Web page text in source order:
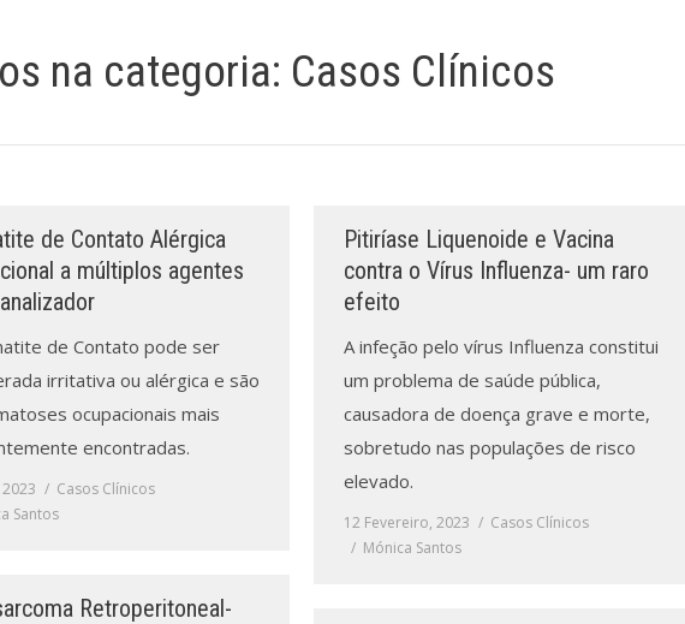
na categoria: Casos Clínicos
de Contato Alérgica
a múltiplos agentes
de Contato pode ser
irritativa ou alérgica e são
ocupacionais mais
encontradas.
Casos Clínicos
Santos
Pitiríase Liquenoide e Vacina
contra o Vírus Influenza- um raro
efeito
A infeção pelo vírus Influenza constitui
um problema de saúde pública,
causadora de doença grave e morte,
sobretudo nas populações de risco
elevado.
12 Fevereiro, 2023
Casos Clínicos
Mónica Santos
Retroperitoneal-